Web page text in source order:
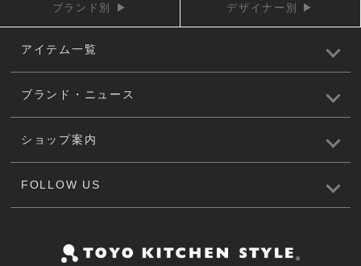
ブランド別 ▶ デザイナー別 ▶
アイテム一覧
ブランド・ニュース
ショップ案内
FOLLOW US